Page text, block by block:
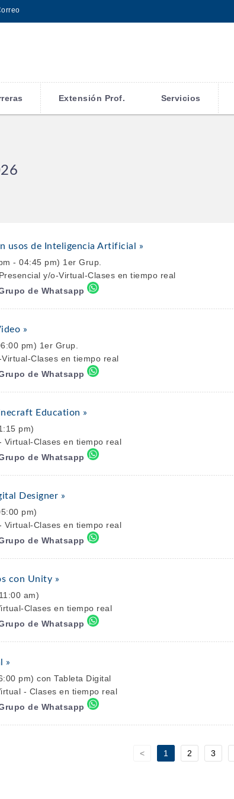
Extensión Prof. Servicios
usos de Inteligencia Artificial »
- 04:45 pm) 1er Grup.
y/o-Virtual-Clases en tiempo real
de Whatsapp
»
pm) 1er Grup.
Clases en tiempo real
de Whatsapp
Education »
pm)
Virtual-Clases en tiempo real
de Whatsapp
Designer »
pm)
Virtual-Clases en tiempo real
de Whatsapp
con Unity »
am)
Clases en tiempo real
de Whatsapp
»
pm) con Tableta Digital
- Clases en tiempo real
de Whatsapp
< 1 2 3